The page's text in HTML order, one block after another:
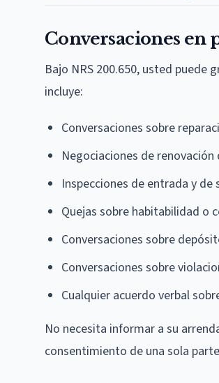
Conversaciones en
Bajo NRS 200.650, usted puede
incluye:
Conversaciones sobre
Negociaciones de
Inspecciones de entrada y de
Quejas sobre habitabilidad o
Conversaciones sobre
Conversaciones sobre
Cualquier acuerdo verbal
No necesita informar a su
consentimiento de una sola